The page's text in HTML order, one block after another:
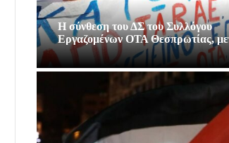
Η σύνθεση του ΔΣ του Συλλόγου
Εργαζομένων ΟΤΑ Θεσπρωτίας,